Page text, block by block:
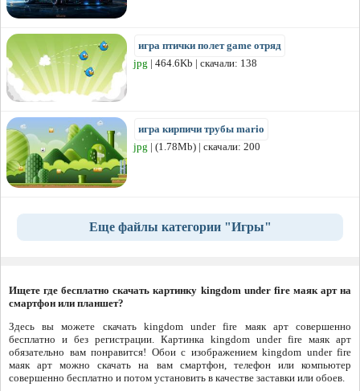
игра птички полет game отряд
jpg | 464.6Kb | скачали: 138
игра кирпичи трубы mario
jpg | (1.78Mb) | скачали: 200
Еще файлы категории "Игры"
Ищете где бесплатно скачать картинку kingdom under fire маяк арт на
смартфон или планшет?
Здесь вы можете скачать kingdom under fire маяк арт совершенно
бесплатно и без регистрации. Картинка kingdom under fire маяк арт
обязательно вам понравится! Обои с изображением kingdom under fire
маяк арт можно скачать на вам смартфон, телефон или компьютер
совершенно бесплатно и потом установить в качестве заставки или обоев.